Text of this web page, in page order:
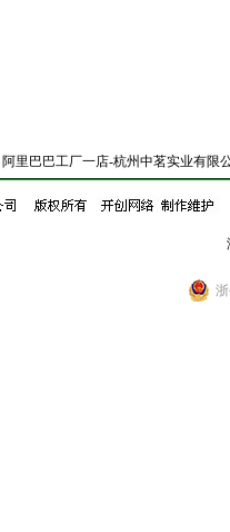
阿里巴巴工厂一店-杭州中茗实业有限